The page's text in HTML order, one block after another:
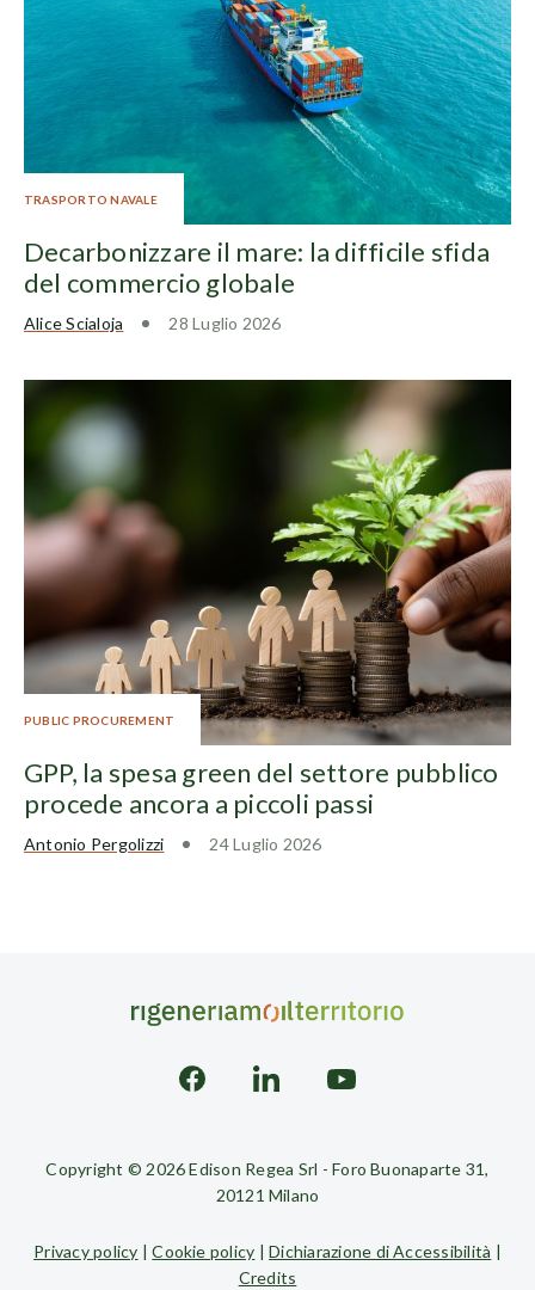
TRASPORTO NAVALE
Decarbonizzare il mare: la difficile sfida
del commercio globale
Alice Scialoja 28 Luglio 2026
PUBLIC PROCUREMENT
GPP, la spesa green del settore pubblico
procede ancora a piccoli passi
Antonio Pergolizzi 24 Luglio 2026
Copyright © 2026 Edison Regea Srl - Foro Buonaparte 31,
20121 Milano
Privacy policy |Cookie policy |Dichiarazione di Accessibilità |
Credits